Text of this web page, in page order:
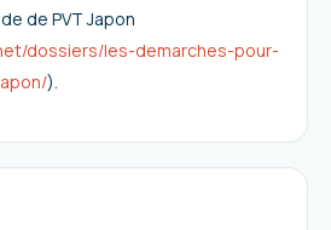
de PVT Japon
dossiers/les-demarches-pour-
).